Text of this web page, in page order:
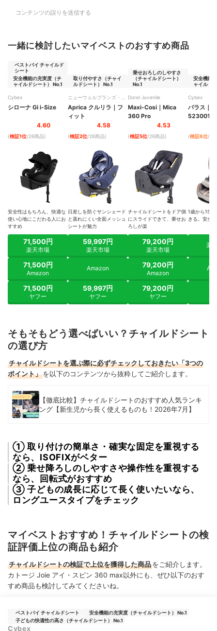
コンテンツの誤りを送信する
一緒に検討したいマイベストのおすすめ商品
ベストバイ チャイルド
シート
安全機能の充実度（チ
ャイルドシート） No.1
Cybex
シローナ Gi i-Size
4.60
(検証1位/26商品)
安全性はもちろん、快適な
使い心地にこだわる人にお
すすめ
71,500円
楽天市場
71,500円
Amazon
71,500円
ヤフー
取り付やすさ（チャイ
ルドシート） No.1
ニューウェルブランズ・ジ
ャパン
Aprica クルリラ ｜ フ
ィット
4.58
(検証2位/26商品)
日差しを防ぐサンシェード
と蒸れにくい全面メッシュ
シートが魅力
59,997円
楽天市場
Amazon
59,997円
ヤフー
乗せおろしのしやすさ
（チャイルドシート）
No.1
Dorel Juvenile
Maxi-Cosi ｜ Mica
360 Pro
4.53
(検証5位/26商品)
チャイルドシートをドア側
にスライドできて、乗せお
ろしが楽
79,200円
楽天市場
79,200円
Amazon
79,200円
ヤフー
安全機能
ャイルド
Cybex
パラス ｜
(検証6位/26
1歳から
きる。安全
楽
そもそもどう選べばいい？チャイルドシート
の選び方
チャイルドシートを選ぶ際に必ずチェックしておきたい「3つの
ポイント」を以下のコンテンツから抜粋してご紹介します。
【徹底比較】チャイルドシートのおすすめ人気ランキ
ング【新生児から長く使えるものも！2026年7月】
① 取り付けの簡単さ・確実な固定を重視する
なら、ISOFIXがベター
② 乗せ降ろしのしやすさや操作性を重視する
なら、回転式がおすすめ
③ 子どもの成長に応じて長く使いたいなら、
ロングユースタイプをチェック
マイベストおすすめ！チャイルドシートの検
証評価上位の商品も紹介
チャイルドシートの検証で上位を獲得した商品をご紹介します。
カトージ Joie アイ・スピン 360 max以外にも、ぜひ以下のおす
すめ商品も検討してみてくださいね。
ベストバイ チャイルドシート
安全機能の充実度（チャイルドシート） No.1
子どもの快適性の高さ（チャイルドシート） No.1
Cybex